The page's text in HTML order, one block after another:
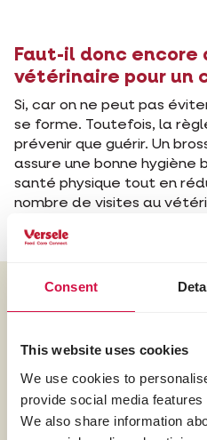
Consent
This website uses cookies
We use cookies to
provide social media
We also share information
Faut-il donc encore
vétérinaire pour un
Si, car on ne peut pas
se forme. Toutefois, la
prévenir que guérir. Un
assure une bonne hygiène
santé physique tout en
nombre de visites au
Conseil : Après
pouvez encore
aura une haleine fraîche !
de brossage vous
d’ Opti Breathà l’eau de